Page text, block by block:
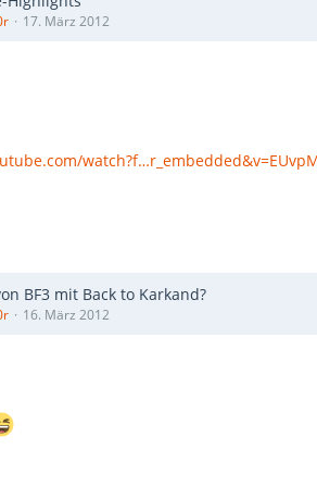
17. März 2012
BF3 mit Back to Karkand?
16. März 2012